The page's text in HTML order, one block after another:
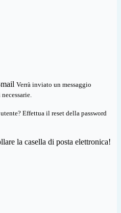
Verrà inviato un messaggio
Effettua il reset della password
la casella di posta elettronica!